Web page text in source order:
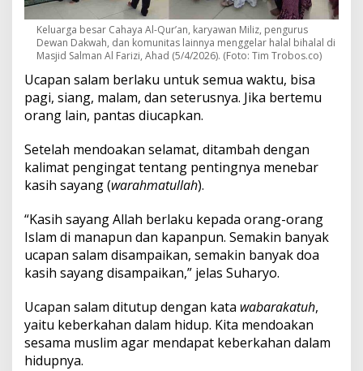
Keluarga besar Cahaya Al-Qur’an, karyawan Miliz, pengurus
Dewan Dakwah, dan komunitas lainnya menggelar halal bihalal di
Masjid Salman Al Farizi, Ahad (5/4/2026). (Foto: Tim Trobos.co)
Ucapan salam berlaku untuk semua waktu, bisa
pagi, siang, malam, dan seterusnya. Jika bertemu
orang lain, pantas diucapkan.
Setelah mendoakan selamat, ditambah dengan
kalimat pengingat tentang pentingnya menebar
kasih sayang (warahmatullah).
“Kasih sayang Allah berlaku kepada orang-orang
Islam di manapun dan kapanpun. Semakin banyak
ucapan salam disampaikan, semakin banyak doa
kasih sayang disampaikan,” jelas Suharyo.
Ucapan salam ditutup dengan kata wabarakatuh,
yaitu keberkahan dalam hidup. Kita mendoakan
sesama muslim agar mendapat keberkahan dalam
hidupnya.